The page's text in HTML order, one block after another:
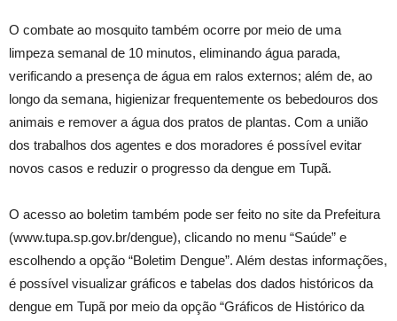
O combate ao mosquito também ocorre por meio de uma
limpeza semanal de 10 minutos, eliminando água parada,
verificando a presença de água em ralos externos; além de, ao
longo da semana, higienizar frequentemente os bebedouros dos
animais e remover a água dos pratos de plantas. Com a união
dos trabalhos dos agentes e dos moradores é possível evitar
novos casos e reduzir o progresso da dengue em Tupã.
O acesso ao boletim também pode ser feito no site da Prefeitura
(www.tupa.sp.gov.br/dengue), clicando no menu “Saúde” e
escolhendo a opção “Boletim Dengue”. Além destas informações,
é possível visualizar gráficos e tabelas dos dados históricos da
dengue em Tupã por meio da opção “Gráficos de Histórico da